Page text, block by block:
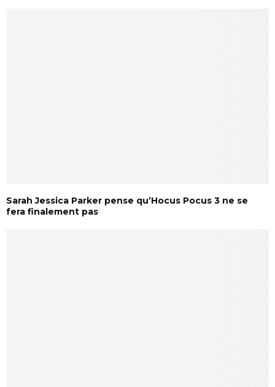
Sarah Jessica Parker pense qu’Hocus Pocus 3 ne se
fera finalement pas